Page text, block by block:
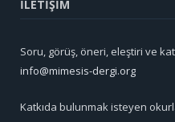
İLETİŞİM
Soru, görüş, öneri, eleştiri ve
info@mimesis-dergi.org
Katkıda bulunmak isteyen